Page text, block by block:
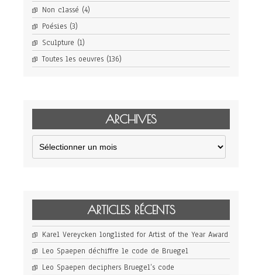
Non classé (4)
Poésies (3)
Sculpture (1)
Toutes les oeuvres (136)
ARCHIVES
Archives
ARTICLES RÉCENTS
Karel Vereycken longlisted for Artist of the Year Award
Leo Spaepen déchiffre le code de Bruegel
Leo Spaepen deciphers Bruegel’s code